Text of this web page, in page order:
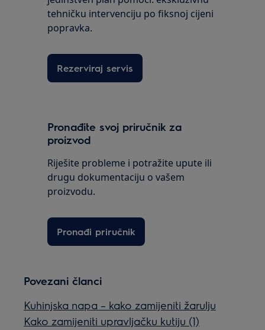
tehničku intervenciju po fiksnoj cijeni
popravka.
Rezerviraj servis
Pronađite svoj priručnik za
proizvod
Riješite probleme i potražite upute ili
drugu dokumentaciju o vašem
proizvodu.
Pronađi priručnik
Povezani članci
Kuhinjska napa – kako zamijeniti žarulju
Kako zamijeniti upravljačku kutiju (1)